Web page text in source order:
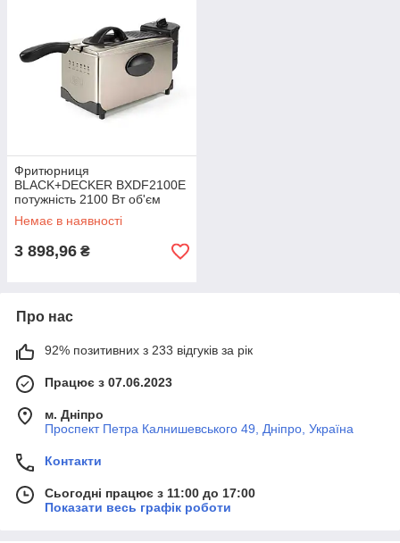
Фритюрниця
BLACK+DECKER BXDF2100E
потужність 2100 Вт об'єм
чаші 3 л нержавіюча сталь
механічне керування
Немає в наявності
3 898,96 ₴
Про нас
92% позитивних з 233 відгуків за рік
Працює з 07.06.2023
м. Дніпро
Проспект Петра Калнишевського 49, Дніпро, Україна
Контакти
Сьогодні працює з 11:00 до 17:00
Показати весь графік роботи